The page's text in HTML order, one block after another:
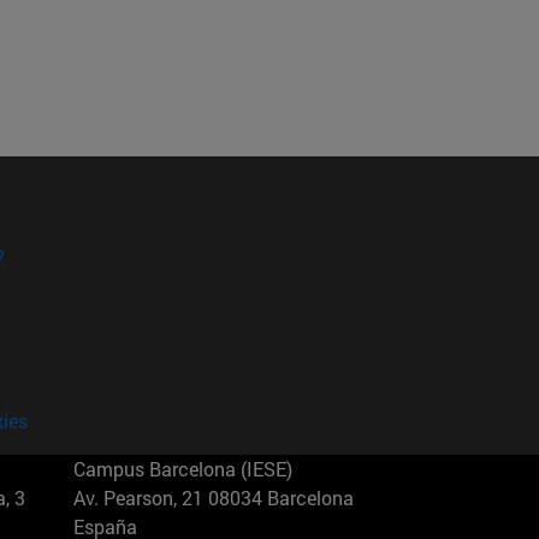
3
Campus Barcelona (IESE)
Av. Pearson, 21 08034 Barcelona
España